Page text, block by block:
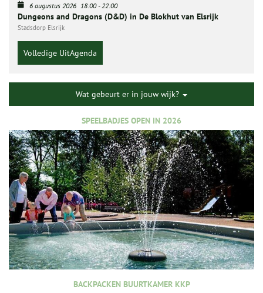
6 augustus 2026 18:00-22:00
Dungeons and Dragons (D&D) in De Blokhut van Elsrijk
Stadsdorp Elsrijk
Volledige UitAgenda
Wat gebeurt er in jouw wijk?
SPEELBADJES OPEN IN 2026
BACKPACKEN BUURTKAMER KKP